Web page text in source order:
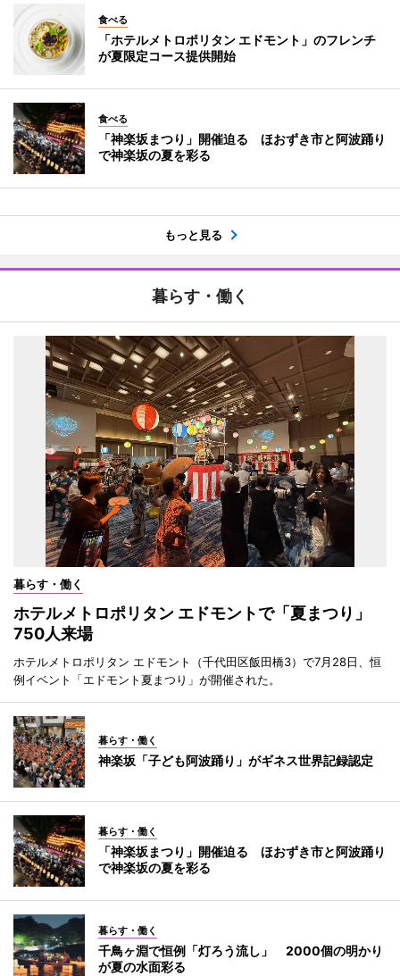
食べる
「ホテルメトロポリタン エドモント」のフレンチ
が夏限定コース提供開始
食べる
「神楽坂まつり」開催迫る ほおずき市と阿波踊り
で神楽坂の夏を彩る
もっと見る
暮らす・働く
暮らす・働く
ホテルメトロポリタン エドモントで「夏まつり」
750人来場
ホテルメトロポリタン エドモント（千代田区飯田橋3）で7月28日、恒
例イベント「エドモント夏まつり」が開催された。
暮らす・働く
神楽坂「子ども阿波踊り」がギネス世界記録認定
暮らす・働く
「神楽坂まつり」開催迫る ほおずき市と阿波踊り
で神楽坂の夏を彩る
暮らす・働く
千鳥ヶ淵で恒例「灯ろう流し」 2000個の明かり
が夏の水面彩る